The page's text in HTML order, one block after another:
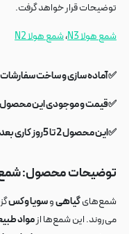
توضیحات قرار خواهد گرفت.
شمع هولا N3
،شمع هولا N2
✅ آماده سازی و ساخت سفارشات تک 1-5 روز
✅قیمت و موجودی این محصول
✅این محصول 2 تا 5روز کاری بعد از ثبت سفارش به آدرس شما ارسال میشود.
توضیحات محصول:
شمع‌هایگیاهیوسویا وکس
می‌روند. این شمع‌ها ازمواد